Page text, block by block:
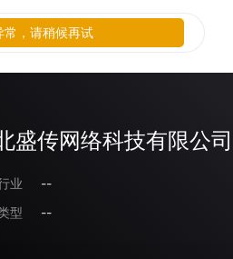
盛传网络科技有限公司
业
--
型
--
常，请稍候再试